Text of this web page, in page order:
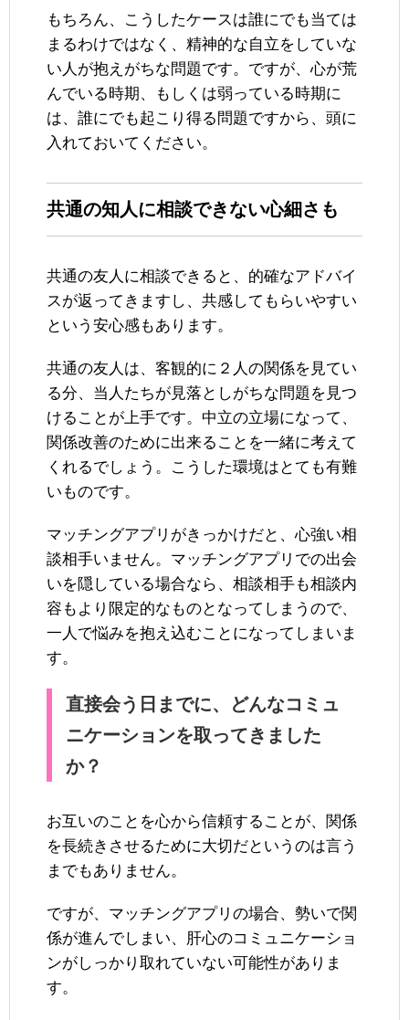
もちろん、こうしたケースは誰にでも当ては
まるわけではなく、精神的な自立をしていな
い人が抱えがちな問題です。ですが、心が荒
んでいる時期、もしくは弱っている時期に
は、誰にでも起こり得る問題ですから、頭に
入れておいてください。
共通の知人に相談できない心細さも
共通の友人に相談できると、的確なアドバイ
スが返ってきますし、共感してもらいやすい
という安心感もあります。
共通の友人は、客観的に２人の関係を見てい
る分、当人たちが見落としがちな問題を見つ
けることが上手です。中立の立場になって、
関係改善のために出来ることを一緒に考えて
くれるでしょう。こうした環境はとても有難
いものです。
マッチングアプリがきっかけだと、心強い相
談相手いません。マッチングアプリでの出会
いを隠している場合なら、相談相手も相談内
容もより限定的なものとなってしまうので、
一人で悩みを抱え込むことになってしまいま
す。
直接会う日までに、どんなコミュ
ニケーションを取ってきました
か？
お互いのことを心から信頼することが、関係
を長続きさせるために大切だというのは言う
までもありません。
ですが、マッチングアプリの場合、勢いで関
係が進んでしまい、肝心のコミュニケーショ
ンがしっかり取れていない可能性がありま
す。